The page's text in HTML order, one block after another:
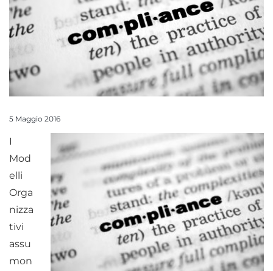
5 Maggio 2016
I
Mod
elli
Orga
nizza
tivi
assu
mon